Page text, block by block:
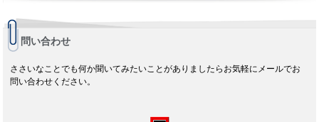
問い合わせ
ささいなことでも何か聞いてみたいことがありましたらお気軽にメールでお
問い合わせください。